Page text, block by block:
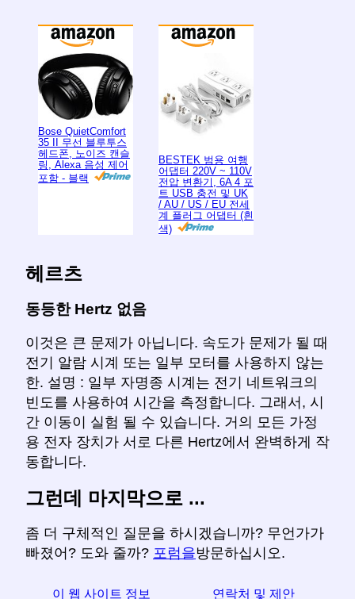
Bose QuietComfort
35 II 무선 블루투스
헤드폰, 노이즈 캔슬
링, Alexa 음성 제어
포함 - 블랙
BESTEK 범용 여행
어댑터 220V ~ 110V
전압 변환기, 6A 4 포
트 USB 충전 및 UK
/ AU / US / EU 전세
계 플러그 어댑터 (흰
색)
헤르츠
동등한 Hertz 없음
이것은 큰 문제가 아닙니다. 속도가 문제가 될 때
전기 알람 시계 또는 일부 모터를 사용하지 않는
한. 설명 : 일부 자명종 시계는 전기 네트워크의
빈도를 사용하여 시간을 측정합니다. 그래서, 시
간 이동이 실험 될 수 있습니다. 거의 모든 가정
용 전자 장치가 서로 다른 Hertz에서 완벽하게 작
동합니다.
그런데 마지막으로 ...
좀 더 구체적인 질문을 하시겠습니까? 무언가가
빠졌어? 도와 줄까? 포럼을방문하십시오.
이 웹 사이트 정보 연락처 및 제안